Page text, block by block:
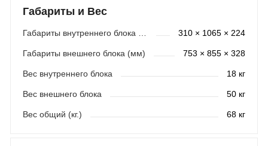
Габариты и Вес
310 × 1065 × 224
Габариты внешнего блока (мм) 753 × 855 × 328
Вес внутреннего блока 18 кг
Вес внешнего блока 50 кг
Вес общий (кг.) 68 кг